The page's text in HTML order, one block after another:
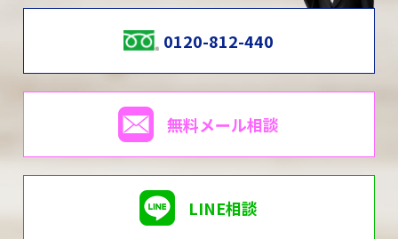
0120-812-440
無料メール相談
LINE相談